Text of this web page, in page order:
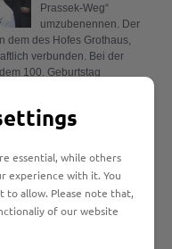
Prassek-Weg“
umzubenennen. Der
dem des Hofes Grothaus,
verbunden. Bei der
100. Geburtstag
der Stimme seines
essential, while others
experience with it. You
to allow. Please note that,
of our website